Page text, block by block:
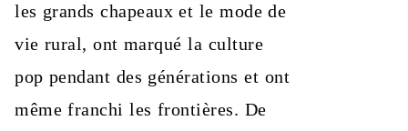
les grands chapeaux et le mode de
vie rural, ont marqué la culture
pop pendant des générations et ont
même franchi les frontières. De